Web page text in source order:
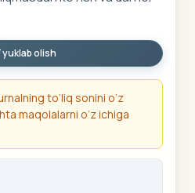
yuklab olish
to‘liq sonini o‘z
maqolalarni o‘z ichiga